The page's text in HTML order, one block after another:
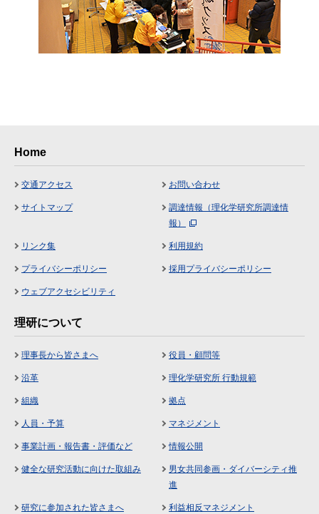
Home
交通アクセス お問い合わせ
サイトマップ
調達情報（理化学研究所調達情
報）
リンク集 利用規約
プライバシーポリシー 採用プライバシーポリシー
ウェブアクセシビリティ
理研について
理事長から皆さまへ 役員・顧問等
沿革 理化学研究所 行動規範
組織 拠点
人員・予算 マネジメント
事業計画・報告書・評価など 情報公開
健全な研究活動に向けた取組み
男女共同参画・ダイバーシティ推
進
研究に参加された皆さまへ 利益相反マネジメント